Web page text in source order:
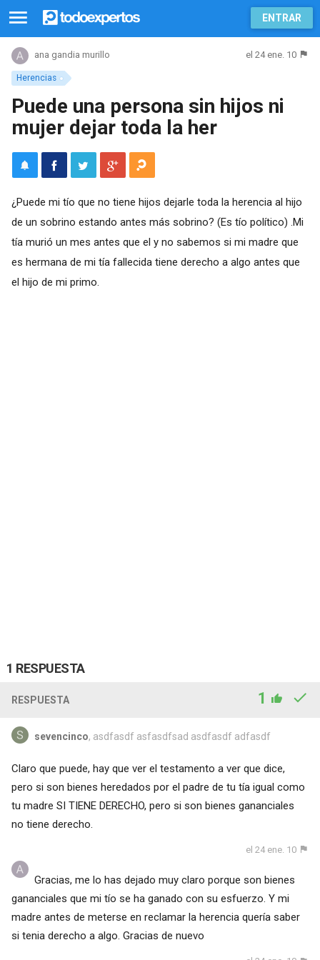
ENTRAR
Herencias
ana gandia murillo el 24 ene. 10
Puede una persona sin hijos ni
mujer dejar toda la her
¿Puede mi tío que no tiene hijos dejarle toda la herencia al hijo
de un sobrino estando antes más sobrino? (Es tío político) .Mi
tía murió un mes antes que el y no sabemos si mi madre que
es hermana de mi tía fallecida tiene derecho a algo antes que
el hijo de mi primo.
1 RESPUESTA
RESPUESTA 1
sevencinco, asdfasdf asfasdfsad asdfasdf adfasdf
Claro que puede, hay que ver el testamento a ver que dice,
pero si son bienes heredados por el padre de tu tía igual como
tu madre SI TIENE DERECHO, pero si son bienes gananciales
no tiene derecho.
el 24 ene. 10
Gracias, me lo has dejado muy claro porque son bienes
gananciales que mi tío se ha ganado con su esfuerzo. Y mi
madre antes de meterse en reclamar la herencia quería saber
si tenia derecho a algo. Gracias de nuevo